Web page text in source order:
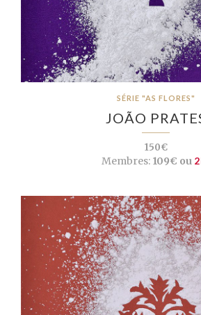
SÉRIE "AS FLORES"
JOÃO
150€
Membres: 109€ ou